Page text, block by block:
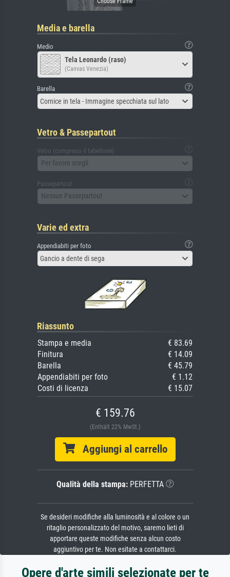
Media e barella
Medio
Tela Leonardo (raso)
(Canvas Venezia)
Barella
Cornice in tela - Immagine specchiata sul lato
Vetro & Passepartout
Vetro (compreso il tabellone)
Per favore scegli
Passepartout
Nessun Passepartout
Varie ed extra
Appendiabiti per foto
Gancio a dente di sega
Riassunto
Stampa e media
€ 83.69
Finitura
€ 14.09
Barella
€ 45.79
Appendiabiti per foto
€ 1.12
Costi di licenza
€ 15.07
€ 159.76
(Enthält 22% MwSt.)
Aggiungi al carrello
Qualità della stampa:PERFETTA
Se desideri modifiche alla luminosità e al colore o un
ritaglio personalizzato del motivo, saremo lieti di
apportare queste modifiche senza alcun costo
aggiuntivo per te. Non esitate a contattarci.
Opere d'arte simili selezionate per te